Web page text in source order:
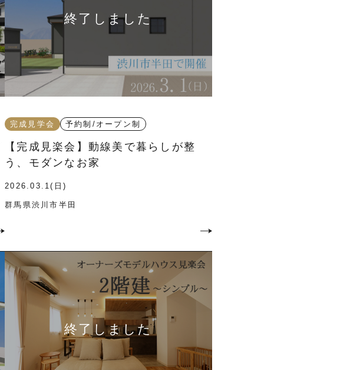
完成見学会 予約制/オープン制
【完成見楽会】動線美で暮らしが整
う、モダンなお家
2026.03.1(日)
群馬県渋川市半田